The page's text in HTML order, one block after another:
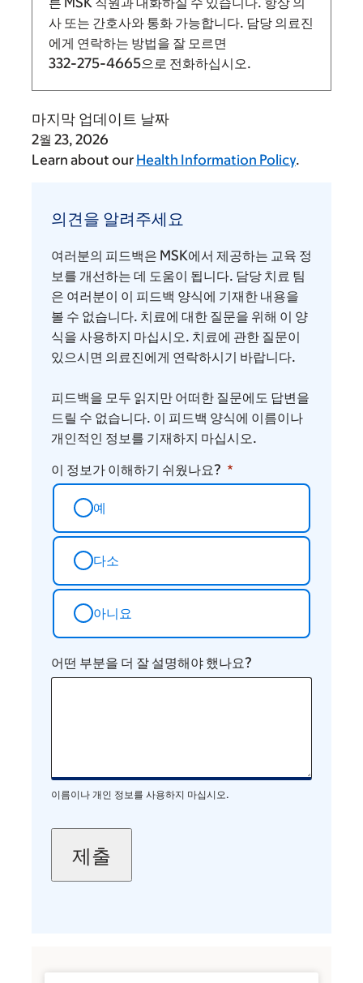
사 또는 간호사와 통화 가능합니다. 담당 의료진
에게 연락하는 방법을 잘 모르면
332-275-4665으로 전화하십시오.
마지막 업데이트 날짜
2월 23, 2026
Learn about our Health Information Policy.
견
알
려
주
세
요
의견을 알려주세요
여러분의 피드백은 MSK에서 제공하는 교육 정
보를 개선하는 데 도움이 됩니다. 담당 치료 팀
은 여러분이 이 피드백 양식에 기재한 내용을
볼 수 없습니다. 치료에 대한 질문을 위해 이 양
식을 사용하지 마십시오. 치료에 관한 질문이
있으시면 의료진에게 연락하시기 바랍니다.
피드백을 모두 읽지만 어떠한 질문에도 답변을
드릴 수 없습니다. 이 피드백 양식에 이름이나
개인적인 정보를 기재하지 마십시오.
이 정보가 이해하기 쉬웠나요?
예
다소
아니요
어떤 부분을 더 잘 설명해야 했나요?
이름이나 개인 정보를 사용하지 마십시오.